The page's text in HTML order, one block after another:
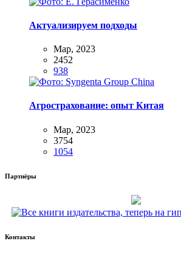
Актуализируем подходы
Мар, 2023
2452
938
Агрострахование: опыт Китая
Мар, 2023
3754
1054
Партнёры
Контакты